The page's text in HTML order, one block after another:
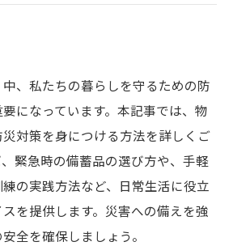
、私たちの暮らしを守るための防
になっています。本記事では、物
対策を身につける方法を詳しくご
緊急時の備蓄品の選び方や、手軽
の実践方法など、日常生活に役立
を提供します。災害への備えを強
全を確保しましょう。